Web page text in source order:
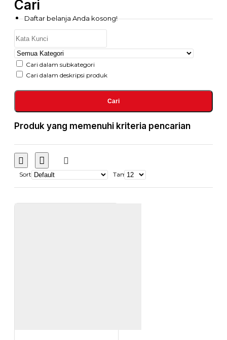
Daftar belanja Anda kosong!
Cari
Cari dalam subkategori
Cari dalam deskripsi produk
Cari
Produk yang memenuhi kriteria pencarian
Sort Tampilkan: